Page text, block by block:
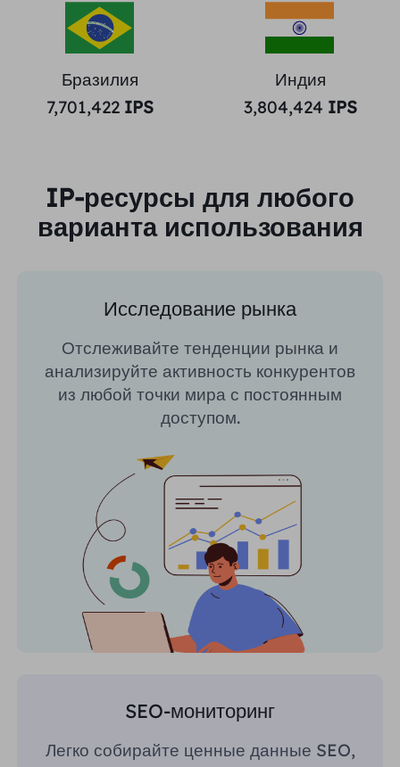
Бразилия
7,701,422 IPS
Индия
3,804,424 IPS
IP-ресурсы для любого
варианта использования
Исследование рынка
Отслеживайте тенденции рынка и
анализируйте активность конкурентов
из любой точки мира с постоянным
доступом.
SEO-мониторинг
Легко собирайте ценные данные SEO,